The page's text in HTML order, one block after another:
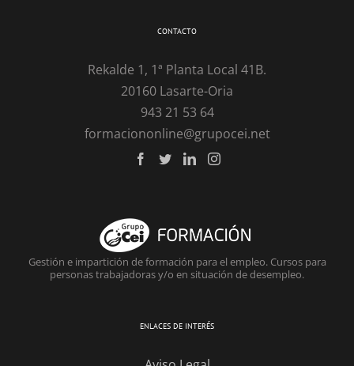
CONTACTO
Rekalde 1, 1ª Planta Local 41B.
20160 Lasarte-Oria
943 21 53 64
formaciononline@grupocei.net
Gestión e impartición de formación para el empleo. Cursos para
personas trabajadoras y/o en situación de desempleo.
ENLACES DE INTERÉS